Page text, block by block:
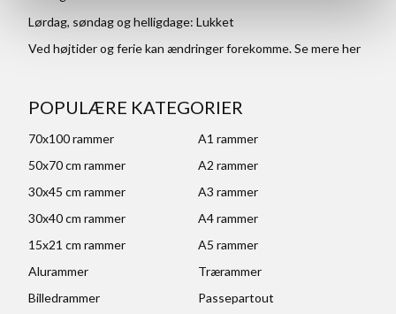
Lørdag, søndag og helligdage: Lukket
Ved højtider og ferie kan ændringer forekomme. Se mereher
POPULÆRE KATEGORIER
70x100 rammer
A1 rammer
50x70 cm rammer
A2 rammer
30x45 cm rammer
A3 rammer
30x40 cm rammer
A4 rammer
15x21 cm rammer
A5 rammer
Alurammer
Trærammer
Billedrammer
Passepartout